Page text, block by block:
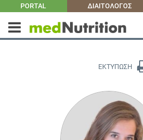
PORTAL ΔΙΑΙΤΟΛΟΓΟΣ
ΕΚΤΥΠΩΣΗ